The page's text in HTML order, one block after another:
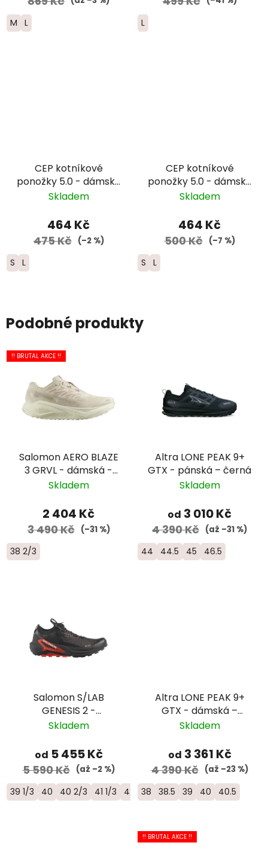
M L L
CEP kotníkové
ponožky 5.0 - dámské
- růžová
Skladem
464 Kč
475 Kč (–2 %)
S L
CEP kotníkové
ponožky 5.0 - dámské
– černá
Skladem
464 Kč
500 Kč (–7 %)
S L
Podobné produkty
!! BRUTAL AKCE !!
Salomon AERO BLAZE
3 GRVL - dámská -
krémová/bílá
Skladem
2 404 Kč
3 490 Kč (–31 %)
38 2/3
Altra LONE PEAK 9+
GTX - pánská – černá
Skladem
od 3 010 Kč
4 390 Kč (až –31 %)
44 44.5 45 46.5
Salomon S/LAB
GENESIS 2 -
univerzální trailová
L49190100
Skladem
od 5 455 Kč
5 590 Kč (až –2 %)
39 1/3 40 40 2/3 41 1/3 42 42 2/3 43 1/3 44 44 2/3
Altra LONE PEAK 9+
GTX - dámská –
černá
Skladem
od 3 361 Kč
4 390 Kč (až –23 %)
38 38.5 39 40 40.5
!! BRUTAL AKCE !!